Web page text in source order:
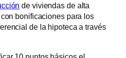
de viviendas de alta
bonificaciones para los
de la hipoteca a través